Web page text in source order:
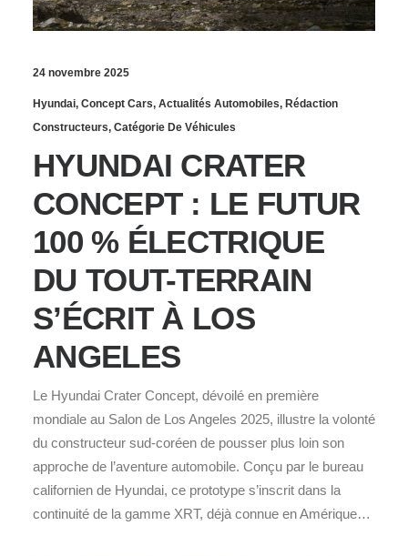
24 novembre 2025
Hyundai, Concept Cars, Actualités Automobiles, Rédaction
Constructeurs, Catégorie De Véhicules
HYUNDAI CRATER
CONCEPT : LE FUTUR
100 % ÉLECTRIQUE
DU TOUT-TERRAIN
S’ÉCRIT À LOS
ANGELES
Le Hyundai Crater Concept, dévoilé en première
mondiale au Salon de Los Angeles 2025, illustre la volonté
du constructeur sud-coréen de pousser plus loin son
approche de l’aventure automobile. Conçu par le bureau
californien de Hyundai, ce prototype s’inscrit dans la
continuité de la gamme XRT, déjà connue en Amérique…